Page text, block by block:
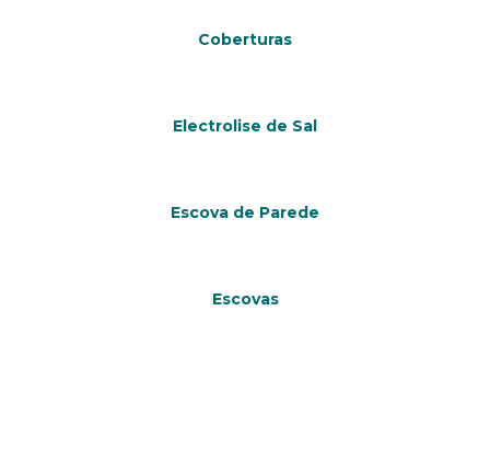
Coberturas
Electrolise de Sal
Escova de Parede
Escovas